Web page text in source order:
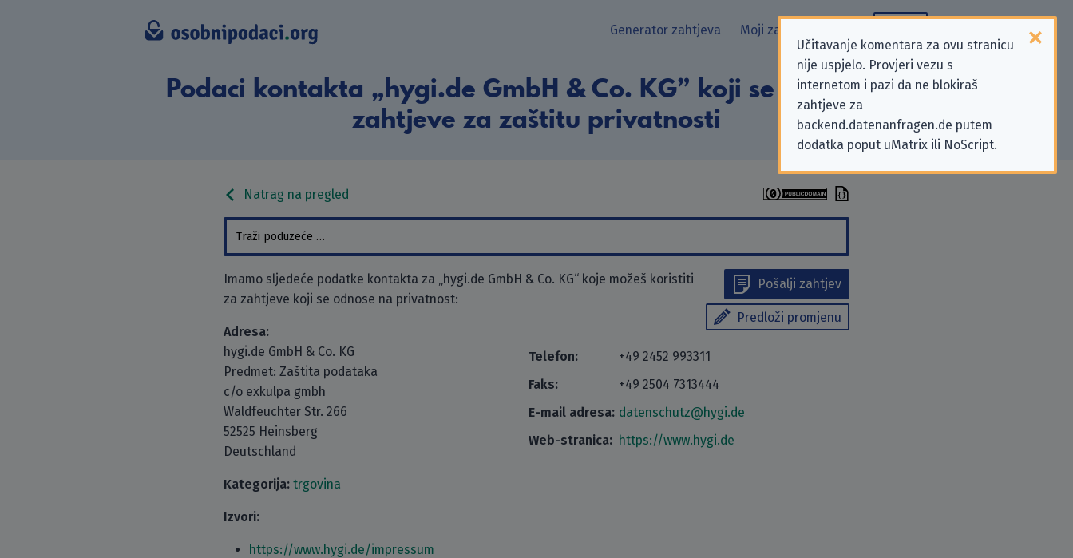
Učitavanje komentara za ovu stranicu
nije uspjelo. Provjeri vezu s
internetom i pazi da ne blokiraš
zahtjeve za
backend.datenanfragen.de putem
dodatka poput uMatrix ili NoScript.
Generator zahtjeva Moji zahtjevi
Podaci kontakta „hygi.de GmbH & Co. KG” koji se odnose na
zahtjeve za zaštitu privatnosti
Natrag na pregled
Pošalji zahtjev
Predloži promjenu
Imamo sljedeće podatke kontakta za „hygi.de GmbH & Co. KG“ koje možeš koristiti
za zahtjeve koji se odnose na privatnost:
Adresa:
hygi.de GmbH & Co. KG
Predmet: Zaštita podataka
c/o exkulpa gmbh
Waldfeuchter Str. 266
52525 Heinsberg
Deutschland
Telefon:
+49 2452 993311
Faks:
+49 2504 7313444
E-mail adresa: datenschutz@hygi.de
Web-stranica: https://www.hygi.de
Kategorija: trgovina
Izvori:
https://www.hygi.de/impressum